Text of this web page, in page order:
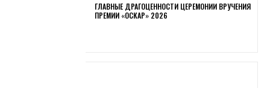
ГЛАВНЫЕ ДРАГОЦЕННОСТИ ЦЕРЕМОНИИ ВРУЧЕНИЯ
ПРЕМИИ «ОСКАР» 2026